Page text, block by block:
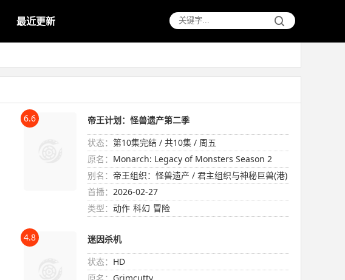
最近更新
6.6
帝王计划：怪兽遗产第二季
状态： 第10集完结 / 共10集 / 周五
原名： Monarch: Legacy of Monsters Season 2
别名： 帝王组织：怪兽遗产 / 君主组织与神秘巨兽(港)
/ 君主计画：神秘组织与怪兽之谜(台) / 帝王计
划：神秘组织与怪兽之谜 / 帝王计划：怪兽后
首播： 2026-02-27
类型： 动作 科幻 冒险
4.8
迷因杀机
状态： HD
原名： Grimcutty